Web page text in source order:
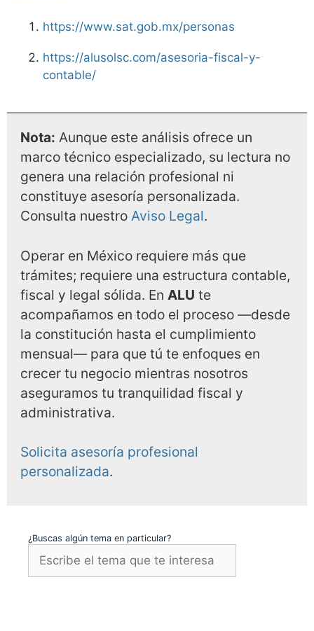
https://www.sat.gob.mx/personas
https://alusolsc.com/asesoria-fiscal-y-
contable/
Nota: Aunque este análisis ofrece un
marco técnico especializado, su lectura no
genera una relación profesional ni
constituye asesoría personalizada.
Consulta nuestroAviso Legal.
Operar en México requiere más que
trámites; requiere una estructura contable,
fiscal y legal sólida. EnALU te
acompañamos en todo el proceso —desde
la constitución hasta el cumplimiento
mensual— para que tú te enfoques en
crecer tu negocio mientras nosotros
aseguramos tu tranquilidad fiscal y
administrativa.
Solicita asesoría profesional
personalizada.
¿Buscas algún tema en particular?